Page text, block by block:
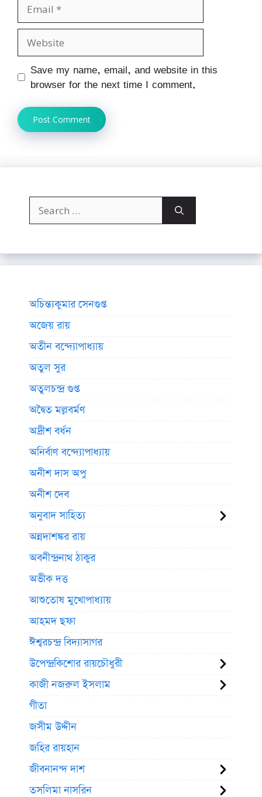
Website
Save my name, email, and website in this
browser for the next time I comment.
Search
for:
অচিন্ত্যকুমার সেনগুপ্ত
অজেয় রায়
অতীন বন্দ্যোপাধ্যায়
অতুল সুর
অতুলচন্দ্র গুপ্ত
অদ্বৈত মল্লবর্মণ
অদ্রীশ বর্ধন
অনির্বাণ বন্দ্যোপাধ্যায়
অনীশ দাস অপু
অনীশ দেব
অনুবাদ সাহিত্য
অন্নদাশঙ্কর রায়
অবনীন্দ্রনাথ ঠাকুর
অভীক দত্ত
আশুতোষ মুখোপাধ্যায়
আহমদ ছফা
ঈশ্বরচন্দ্র বিদ্যাসাগর
উপেন্দ্রকিশোর রায়চৌধুরী
কাজী নজরুল ইসলাম
গীতা
জসীম উদ্দীন
জহির রায়হান
জীবনানন্দ দাশ
তসলিমা নাসরিন